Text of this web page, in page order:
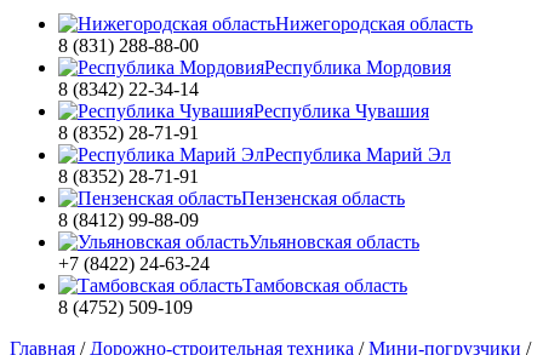
Нижегородская область
8 (831) 288-88-00
Республика Мордовия
8 (8342) 22-34-14
Республика Чувашия
8 (8352) 28-71-91
Республика Марий Эл
8 (8352) 28-71-91
Пензенская область
8 (8412) 99-88-09
Ульяновская область
+7 (8422) 24-63-24
Тамбовская область
8 (4752) 509-109
Главная / Дорожно-строительная техника /Мини-погрузчики /